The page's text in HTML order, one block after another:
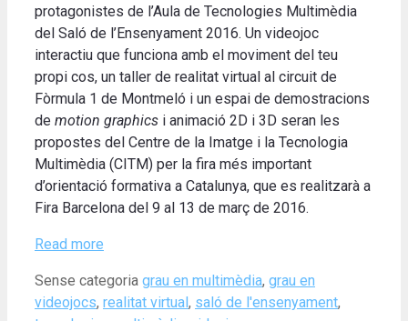
protagonistes de l’Aula de Tecnologies Multimèdia
del Saló de l’Ensenyament 2016. Un videojoc
interactiu que funciona amb el moviment del teu
propi cos, un taller de realitat virtual al circuit de
Fòrmula 1 de Montmeló i un espai de demostracions
de motion graphics i animació 2D i 3D seran les
propostes del Centre de la Imatge i la Tecnologia
Multimèdia (CITM) per la fira més important
d’orientació formativa a Catalunya, que es realitzarà a
Fira Barcelona del 9 al 13 de març de 2016.
Read more
Categories
Sense categoria Tags
grau en multimèdia, grau en
videojocs, realitat virtual , saló de l'ensenyament,